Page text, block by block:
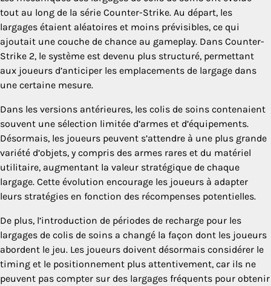
tout au long de la série Counter-Strike. Au départ, les
largages étaient aléatoires et moins prévisibles, ce qui
ajoutait une couche de chance au gameplay. Dans Counter-
Strike 2, le système est devenu plus structuré, permettant
aux joueurs d’anticiper les emplacements de largage dans
une certaine mesure.
Dans les versions antérieures, les colis de soins contenaient
souvent une sélection limitée d’armes et d’équipements.
Désormais, les joueurs peuvent s’attendre à une plus grande
variété d’objets, y compris des armes rares et du matériel
utilitaire, augmentant la valeur stratégique de chaque
largage. Cette évolution encourage les joueurs à adapter
leurs stratégies en fonction des récompenses potentielles.
De plus, l’introduction de périodes de recharge pour les
largages de colis de soins a changé la façon dont les joueurs
abordent le jeu. Les joueurs doivent désormais considérer le
timing et le positionnement plus attentivement, car ils ne
peuvent pas compter sur des largages fréquents pour obtenir